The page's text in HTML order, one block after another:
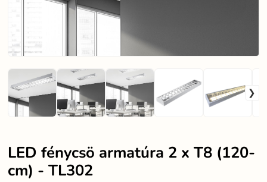
LED fénycsö armatúra 2 x T8 (120-
cm) - TL302